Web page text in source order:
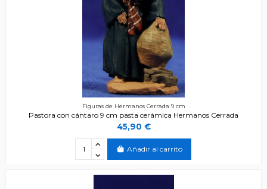
Figuras de Hermanos Cerrada 9 cm
Pastora con cántaro 9 cm pasta cerámica Hermanos Cerrada
45,90 €
Añadir al carrito